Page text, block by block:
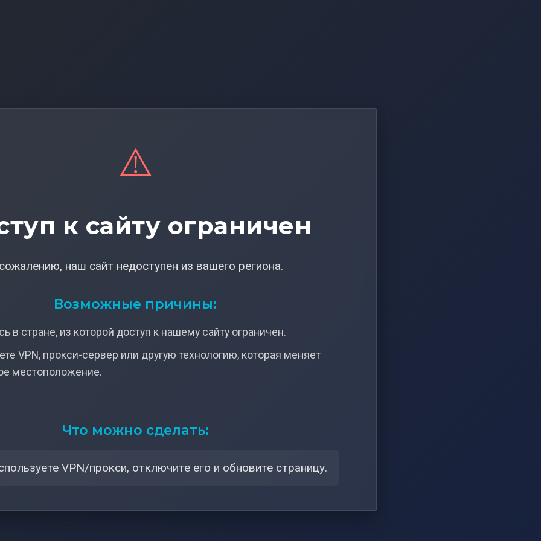
⚠️
к сайту ограничен
наш сайт недоступен из вашего региона.
Возможные причины:
в стране, из которой доступ к нашему сайту ограничен.
VPN, прокси-сервер или другую технологию, которая меняет
местоположение.
Что можно сделать:
VPN/прокси, отключите его и обновите страницу.